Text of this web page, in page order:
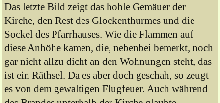
Das letzte Bild zeigt das hohle Gemäuer der
Kirche, den Rest des Glockenthurmes und die
Sockel des Pfarrhauses. Wie die Flammen auf
diese Anhöhe kamen, die, nebenbei bemerkt, noch
gar nicht allzu dicht an den Wohnungen steht, das
ist ein Räthsel. Da es aber doch geschah, so zeugt
es von dem gewaltigen Flugfeuer. Auch während